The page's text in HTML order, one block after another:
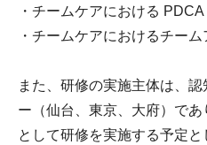
・チームケアにおける
・チームケアにおけるチー
また、研修の実施主体は、
ー（仙台、東京、大府）で
として研修を実施する予定と